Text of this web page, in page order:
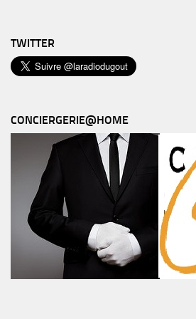
TWITTER
CONCIERGERIE@HOME